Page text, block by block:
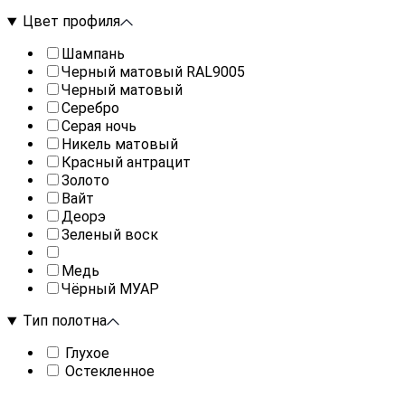
Цвет профиля
Шампань
Черный матовый RAL9005
Черный матовый
Серебро
Серая ночь
Никель матовый
Красный антрацит
Золото
Вайт
Деорэ
Зеленый воск
Медь
Чёрный МУАР
Тип полотна
Глухое
Остекленное